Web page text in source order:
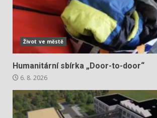
Život ve městě
Humanitární sbírka „Door-to-door“
6. 8. 2026